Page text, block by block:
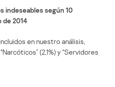
indeseables según 10
2014
en nuestro análisis,
(2,1%) y “Servidores